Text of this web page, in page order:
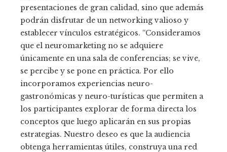
presentaciones de gran calidad, sino que además
podrán disfrutar de un networking valioso y
establecer vínculos estratégicos. “Consideramos
que el neuromarketing no se adquiere
únicamente en una sala de conferencias; se vive,
se percibe y se pone en práctica. Por ello
incorporamos experiencias neuro-
gastronómicas y neuro-turísticas que permiten a
los participantes explorar de forma directa los
conceptos que luego aplicarán en sus propias
estrategias. Nuestro deseo es que la audiencia
obtenga herramientas útiles, construya una red